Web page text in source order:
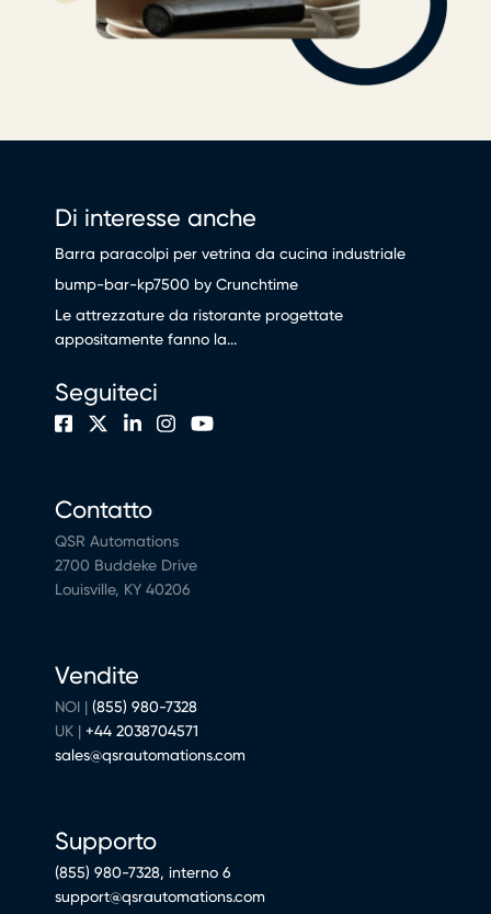
Di interesse anche
Barra paracolpi per vetrina da cucina industriale
bump-bar-kp7500 by Crunchtime
Le attrezzature da ristorante progettate
appositamente fanno la...
Contatto
QSR Automations
2700 Buddeke Drive
Louisville, KY 40206
Vendite
NOI | (855) 980-7328
UK | +44 2038704571
sales@qsrautomations.com
Supporto
(855) 980-7328, interno 6
support@qsrautomations.com
Seguiteci